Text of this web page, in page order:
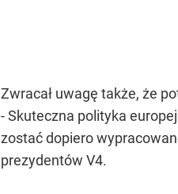
Zwracał uwagę także, że
- Skuteczna polityka
zostać dopiero
prezydentów V4.